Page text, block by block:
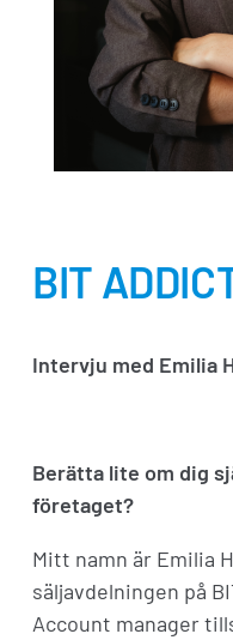
BIT
Intervju med Emilia
Berätta lite om dig
företaget?
Mitt namn är Emilia
säljavdelningen på
Account manager